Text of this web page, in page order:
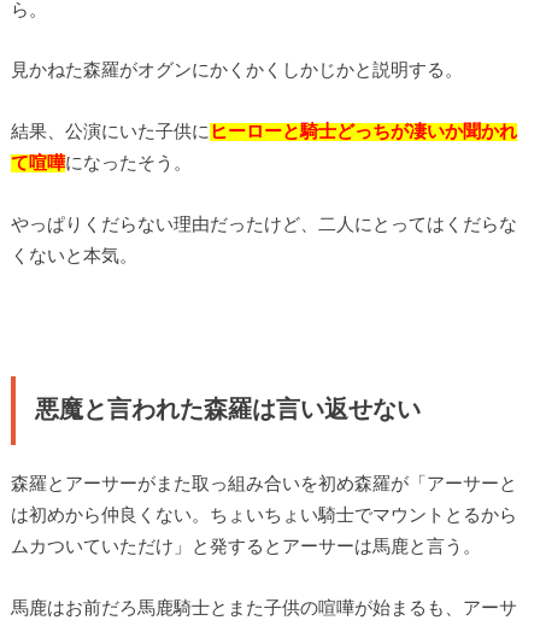
ら。
見かねた森羅がオグンにかくかくしかじかと説明する。
結果、公演にいた子供に ヒーローと騎士どっちが凄いか聞かれ
て喧嘩になったそう。
やっぱりくだらない理由だったけど、二人にとってはくだらな
くないと本気。
悪魔と言われた森羅は言い返せない
森羅とアーサーがまた取っ組み合いを初め森羅が「アーサーと
は初めから仲良くない。ちょいちょい騎士でマウントとるから
ムカついていただけ」と発するとアーサーは馬鹿と言う。
馬鹿はお前だろ馬鹿騎士とまた子供の喧嘩が始まるも、アーサ